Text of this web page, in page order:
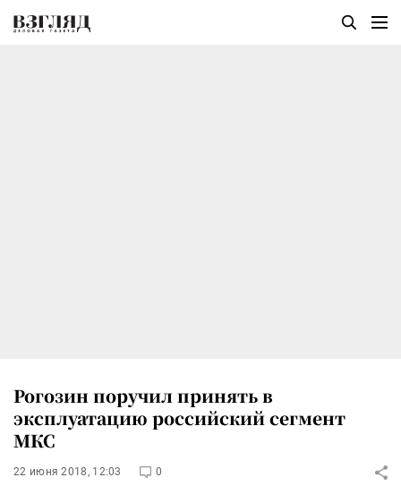
Рогозин поручил принять в
эксплуатацию российский сегмент
МКС
22 июня 2018, 12:03 0